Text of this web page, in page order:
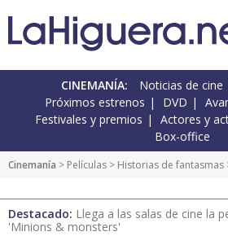
CINEMANÍA: Noticias de cine
Próximos estrenos
DVD
Festivales y premios
Actores y
Box-office
Cinemanía > Películas > Historias de fantasmas
Destacado: Llega a las salas de cine la
'Minions & monsters'